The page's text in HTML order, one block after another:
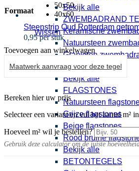
Steenstrip Oud Rotterdam
0,95 per stuk
Bekijk alle
ZWEMBADRAND
Keramische
Natuursteen
Granieten
Zwembadranden
Bekijk alle
FLAGSTONES
Natuursteen
Grijze flagstones
Beige flagstones
Rood bruine
Bekijk alle
BETONTEGELS
Formaat
50x50
40x60
Wissen
Toevoegen aan winkelwagen
Maatwerk aanvraag voor deze tegel
Bereken hier uw prijs
Selecteer een variant en vul het aantal m²
Hoeveel m² wil je bestellen?
Gebruik deze calculator om de juiste